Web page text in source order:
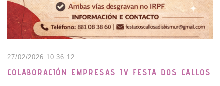
27/02/2026 10:36:12
COLABORACIÓN EMPRESAS IV FESTA DOS CALLOS